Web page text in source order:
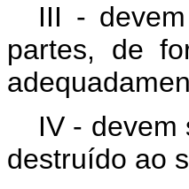
III -
partes, de
IV - devem
destruído ao